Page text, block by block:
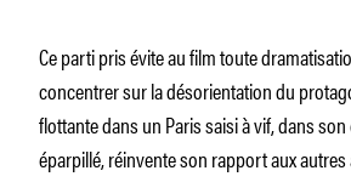
Ce parti pris évite au film toute
concentrer sur la désorientation du
flottante dans un Paris saisi à vif, dans
éparpillé, réinvente son rapport aux autres